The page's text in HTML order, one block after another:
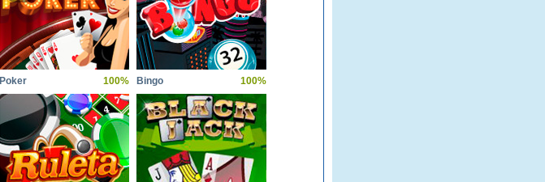
Poker 100% Bingo 100%